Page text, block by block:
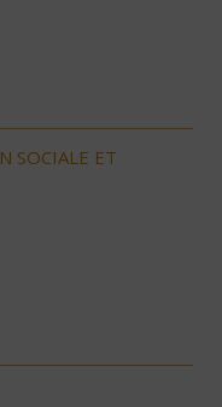
SOCIALE ET